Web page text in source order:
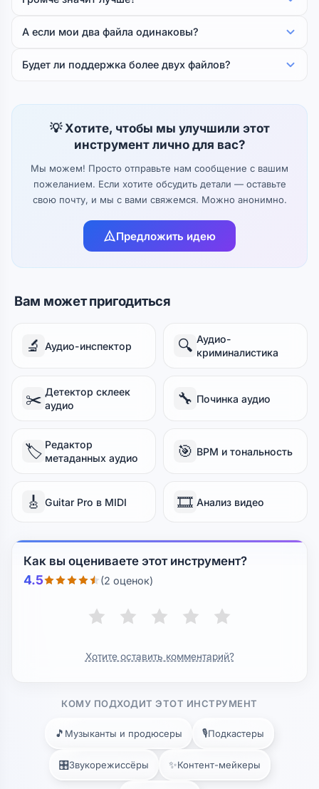
А если мои два файла одинаковы?
Будет ли поддержка более двух файлов?
💡 Хотите, чтобы мы улучшили этот
инструмент лично для вас?
Мы можем! Просто отправьте нам сообщение с вашим
пожеланием. Если хотите обсудить детали — оставьте
свою почту, и мы с вами свяжемся. Можно анонимно.
Предложить идею
Вам может пригодиться
🔬 Аудио-инспектор 🔍 Аудио-
криминалистика
✂️ Детектор склеек
аудио
🔧 Починка аудио
🏷️ Редактор
метаданных аудио
🎯 BPM и тональность
🎸 Guitar Pro в MIDI 🎞️ Анализ видео
Как вы оцениваете этот инструмент?
4.5 (2 оценок)
Хотите оставить комментарий?
КОМУ ПОДХОДИТ ЭТОТ ИНСТРУМЕНТ
🎵 Музыканты и продюсеры 🎙️Подкастеры
🎛️Звукорежиссёры ✨Контент-мейкеры